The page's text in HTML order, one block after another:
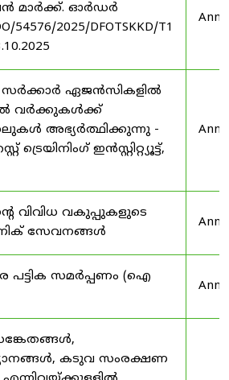
മാർക്ക്. ഓർഡർ
54576/2025/DFOTSKKD/T1
ഏജൻസികളിൽ
വർക്കുകൾക്ക്
അഭ്യർത്ഥിക്കുന്നു -
ട്രെയിനിംഗ് ഇൻസ്റ്റിറ്റ്യൂട്ട്,
വിവിധ വകുപ്പുകളുടെ
സേവനങ്ങൾ
പട്ടിക സമർപ്പണം (ഐ
കടുവ സംരക്ഷണ